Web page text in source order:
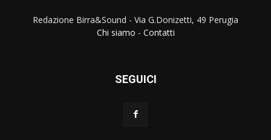
Redazione Birra&Sound - Via G.Donizetti, 49 Perugia
Chi siamo - Contatti
SEGUICI